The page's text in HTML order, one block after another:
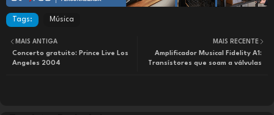
Tags: Música
MAIS RECENTE
Amplificador Musical Fidelity A1:
Transístores que soam a válvulas
MAIS ANTIGA
Concerto gratuito: Prince Live Los
Angeles 2004